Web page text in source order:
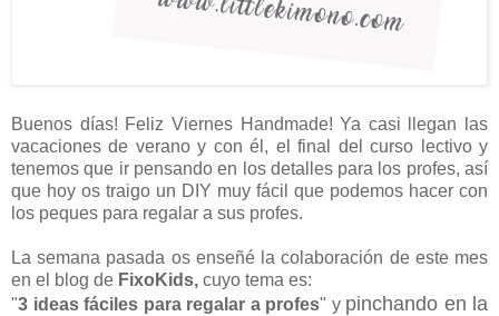
Buenos días! Feliz Viernes Handmade! Ya casi llegan las
vacaciones de verano y con él, el final del curso lectivo y
tenemos que ir pensando en los detalles para los profes, así
que hoy os traigo un DIY muy fácil que podemos hacer con
los peques para regalar a sus profes.
La semana pasada os enseñé la colaboración de este mes
en el blog de FixoKids, cuyo tema es:
"3 ideas fáciles para regalar a profes" y pinchando en la